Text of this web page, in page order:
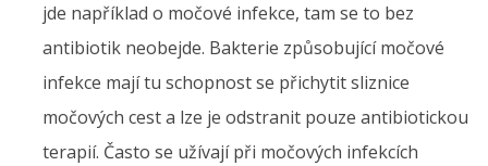
jde například o močové infekce, tam se to bez
antibiotik neobejde. Bakterie způsobující močové
infekce mají tu schopnost se přichytit sliznice
močových cest a lze je odstranit pouze antibiotickou
terapií. Často se užívají při močových infekcích